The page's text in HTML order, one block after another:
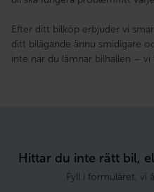
Efter ditt bilköp erbjuder vi
ditt bilägande ännu smidigare
inte när du lämnar bilhallen – vi
Hittar du inte rätt bil,
Fyll i formuläret, vi